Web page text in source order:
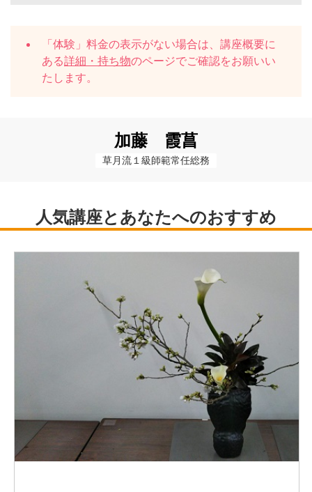
「体験」料金の表示がない場合は、講座概要に
ある詳細・持ち物のページでご確認をお願いい
たします。
加藤 霞菖
草月流１級師範常任総務